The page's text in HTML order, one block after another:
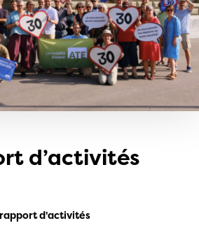
d’activités
d'activités